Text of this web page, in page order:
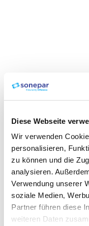
Diese Webseite
Wir verwenden
personalisieren,
zu können und die
analysieren.
Verwendung unserer
soziale Medien,
Partner führen diese
weiteren Daten